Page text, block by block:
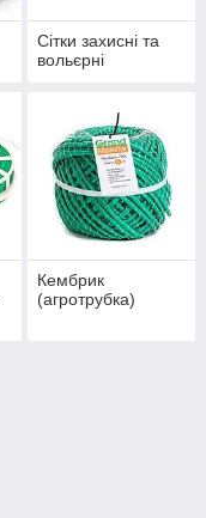
Сітки захисні та
вольєрні
Кембрик
(агротрубка)